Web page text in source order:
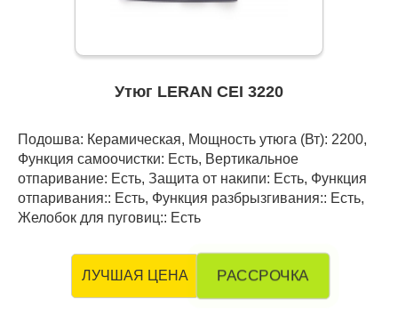
Утюг LERAN CEI 3220
Подошва: Керамическая, Мощность утюга (Вт): 2200,
Функция самоочистки: Есть, Вертикальное
отпаривание: Есть, Защита от накипи: Есть, Функция
отпаривания:: Есть, Функция разбрызгивания:: Есть,
Желобок для пуговиц:: Есть
ЛУЧШАЯ ЦЕНА РАССРОЧКА